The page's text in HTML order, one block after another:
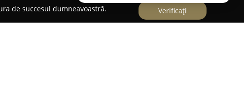
de succesul dumneavoastră.
Verificați